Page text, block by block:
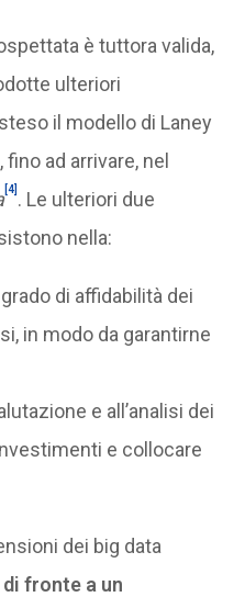
è tuttora valida,
ulteriori
il modello di Laney
fino ad arrivare, nel
[4] . Le ulteriori due
nella:
di affidabilità dei
in modo da garantirne
e all’analisi dei
e collocare
dei big data
fronte a un